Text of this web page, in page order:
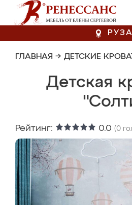
РУЗА
ГЛАВНАЯ → ДЕТСКИЕ
Детская
Рейтинг: 0.0 (0